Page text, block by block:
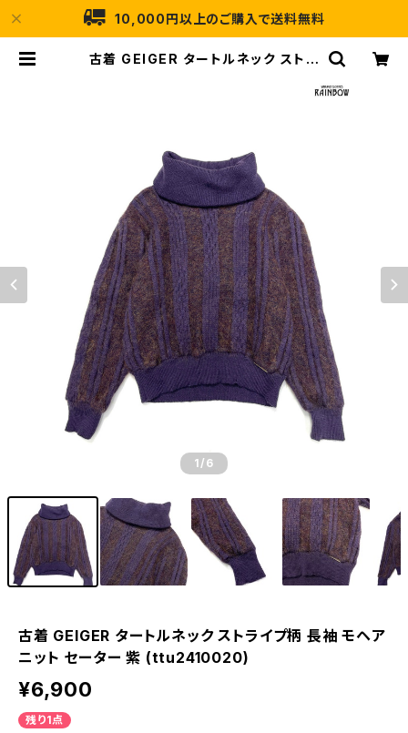
10,000円以上のご購入で送料無料
古着 GEIGER タートルネック ストラ
紫 (ttu2410020) | 古着屋RAINB
1 /6
古着 GEIGER タートルネック ストライプ柄 長袖 モヘア
ニット セーター 紫 (ttu2410020)
¥6,900
残り1点